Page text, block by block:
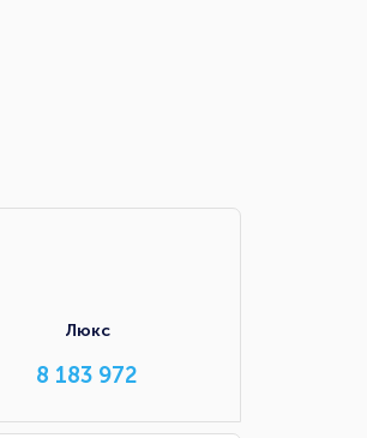
Люкс
8 183 972